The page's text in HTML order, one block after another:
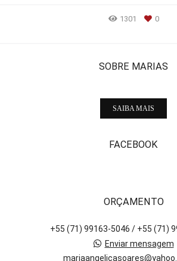
1301 0
SOBRE MARIAS
SAIBA MAIS
FACEBOOK
ORÇAMENTO
+55 (71) 99163-5046 / +55 (71)
Enviar mensagem